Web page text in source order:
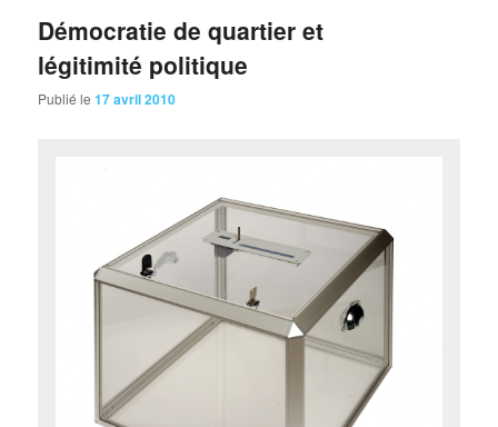
Démocratie de quartier et
légitimité politique
Publié le17 avril 2010